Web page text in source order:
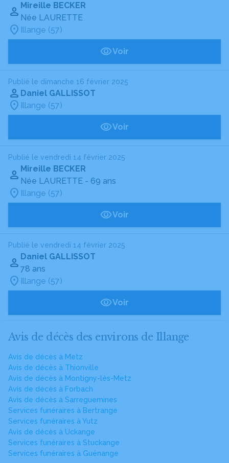
Mireille BECKER
Née LAURETTE
Illange (57)
Voir
Publié le dimanche 16 février 2025
Daniel GALLISSOT
Illange (57)
Voir
Publié le vendredi 14 février 2025
Mireille BECKER
Née LAURETTE - 69 ans
Illange (57)
Voir
Publié le vendredi 14 février 2025
Daniel GALLISSOT
78 ans
Illange (57)
Voir
Avis de décès des environs de Illange
Avis de décès à Metz
Avis de décès à Thionville
Avis de décès à Montigny-lès-Metz
Avis de décès à Forbach
Avis de décès à Sarreguemines
Services funéraires à Bertrange
Services funéraires à Yutz
Avis de décès à Uckange
Services funéraires à Stuckange
Services funéraires à Guénange